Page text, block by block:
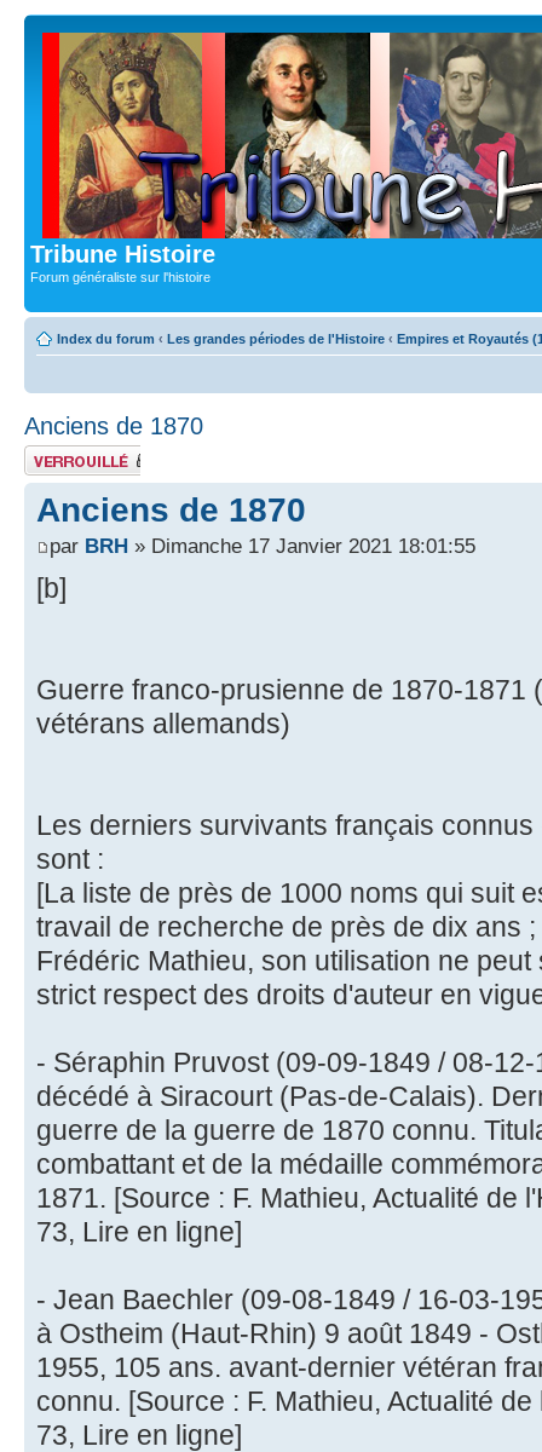
Tribune Histoire
Forum généraliste sur l'histoire
Index du forum ‹ Les grandes périodes de l'Histoire ‹ Empires et Royautés
Anciens de 1870
Sujet verrouillé
Anciens de 1870
par BRH » Dimanche 17 Janvier 2021 18:01:55
[b]
Guerre franco-prusienne de 1870-1871
vétérans allemands)
Les derniers survivants français
sont :
[La liste de près de 1000 noms qui suit
travail de recherche de près de dix ans
Frédéric Mathieu, son utilisation ne
strict respect des droits d'auteur en
- Séraphin Pruvost (09-09-1849 / 08-
décédé à Siracourt (Pas-de-Calais).
guerre de la guerre de 1870 connu.
combattant et de la médaille
1871. [Source : F. Mathieu, Actualité de
73, Lire en ligne]
- Jean Baechler (09-08-1849 / 16-03-
à Ostheim (Haut-Rhin) 9 août 1849 -
1955, 105 ans. avant-dernier vétéran
connu. [Source : F. Mathieu, Actualité
73, Lire en ligne]